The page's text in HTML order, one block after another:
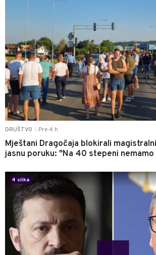
DRUŠTVO Pre 4 h
Mještani Dragočaja blokirali
jasnu poruku: "Na 40 stepeni
4 slika